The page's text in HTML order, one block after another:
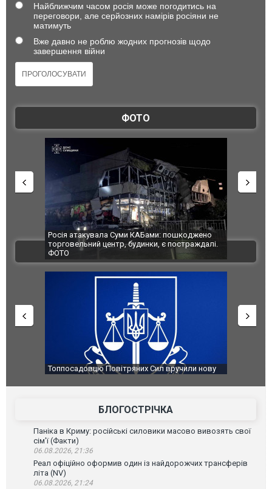
Найближчим часом росія може погодитись на
переговори, але серйозних намірів росіяни не
матимуть
Вже давно не роблю жодних прогнозів щодо
завершення війни
ФОТО
Українські надзвичайники врятували козуленя
під час ліквідації масштабної лісової пожежі у
Франції
СБУ за
Болгарії
ВІДЕО
Сили оборони уразили Ярославський НПЗ:
атаку. ВІДЕО
Неймар
БЛОГОСТРІЧКА
Паніка в Криму: російські силовики масово вивозять свої
сім’ї (Факти)
06.08.2026, 21:36
Реал офіційно оформив один із найдорожчих трансферів
літа (NV)
06.08.2026, 21:24